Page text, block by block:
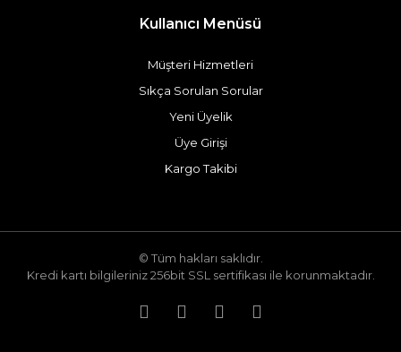
Kullanıcı Menüsü
Müşteri Hizmetleri
Sıkça Sorulan Sorular
Yeni Üyelik
Üye Girişi
Kargo Takibi
© Tüm hakları saklıdır.
Kredi kartı bilgileriniz 256bit SSL sertifikası ile korunmaktadır.